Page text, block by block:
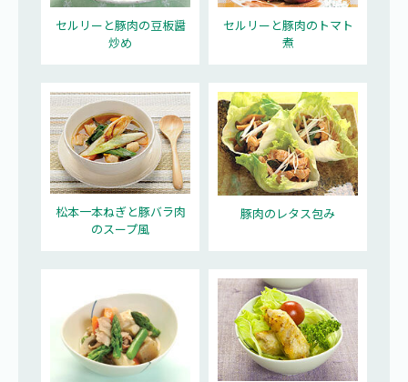
セルリーと豚肉の豆板醤
炒め
セルリーと豚肉のトマト
煮
松本一本ねぎと豚バラ肉
のスープ風
豚肉のレタス包み